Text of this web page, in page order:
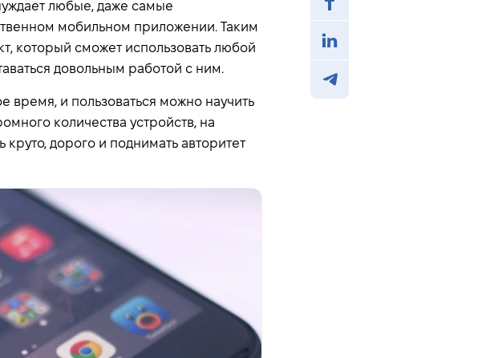
любые, даже самые
мобильном приложении. Таким
который сможет использовать любой
довольным работой с ним.
время, и пользоваться можно научить
количества устройств, на
дорого и поднимать авторитет